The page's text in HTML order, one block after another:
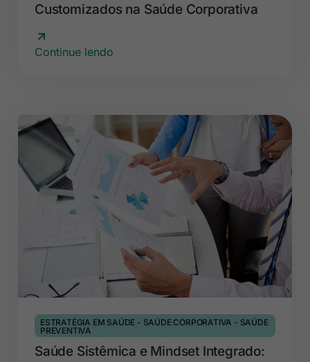
Customizados na Saúde Corporativa
Continue lendo
ESTRATÉGIA EM SAÚDE - SAÚDE CORPORATIVA - SAÚDE
PREVENTIVA
Saúde Sistêmica e Mindset Integrado: